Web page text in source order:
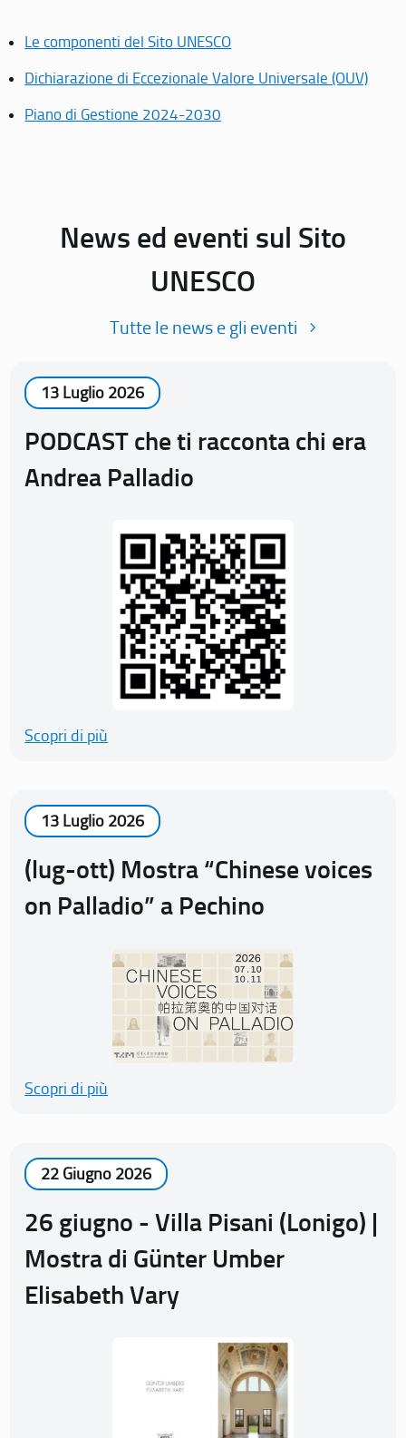
Le componenti del Sito UNESCO
Dichiarazione di Eccezionale Valore Universale (OUV)
Piano di Gestione 2024-2030
News ed eventi sul Sito
UNESCO
Tutte le news e gli eventi
13 Luglio 2026
PODCAST che ti racconta chi era
Andrea Palladio
Scopri di più
13 Luglio 2026
(lug-ott) Mostra “Chinese voices
on Palladio” a Pechino
Scopri di più
22 Giugno 2026
26 giugno - Villa Pisani (Lonigo) |
Mostra di Günter Umber
Elisabeth Vary